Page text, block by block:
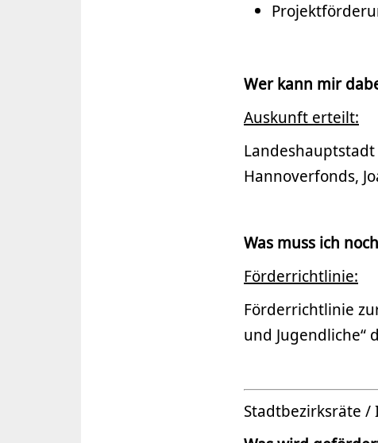
Wer kann mir
Auskunft erteilt:
Landeshauptstadt
Hannoverfonds,
Was muss ich
Förderrichtlinie:
Förderrichtlinie
und Jugendliche“
Stadtbezirksräte